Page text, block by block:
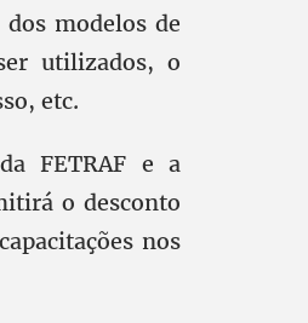
modelos de
utilizados, o
etc.
FETRAF e a
o desconto
nos